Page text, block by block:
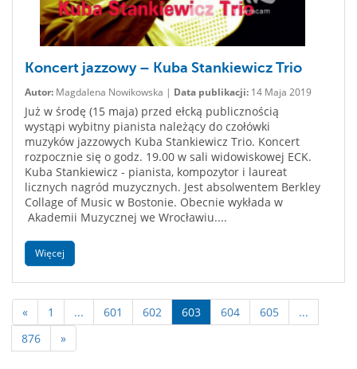
Koncert jazzowy – Kuba Stankiewicz Trio
Autor: Magdalena Nowikowska | Data publikacji: 14 Maja 2019
Już w środę (15 maja) przed ełcką publicznością
wystąpi wybitny pianista należący do czołówki
muzyków jazzowych Kuba Stankiewicz Trio. Koncert
rozpocznie się o godz. 19.00 w sali widowiskowej ECK.
Kuba Stankiewicz - pianista, kompozytor i laureat
licznych nagród muzycznych. Jest absolwentem Berkley
Collage of Music w Bostonie. Obecnie wykłada w
Akademii Muzycznej we Wrocławiu....
Więcej
« 1 ... 601 602 603 604 605
...
876
»